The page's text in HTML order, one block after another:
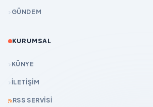
GÜNDEM
KURUMSAL
KÜNYE
İLETIŞIM
RSS SERVISI